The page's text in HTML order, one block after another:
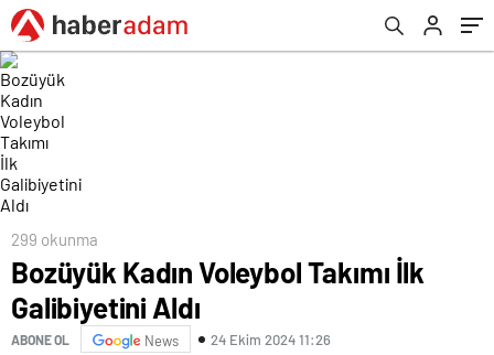
299 okunma
Bozüyük Kadın Voleybol Takımı İlk
Galibiyetini Aldı
ABONE OL News 24 Ekim 2024 11:26